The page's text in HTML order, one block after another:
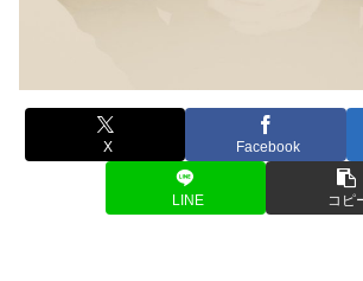
X Facebook
LINE コピ